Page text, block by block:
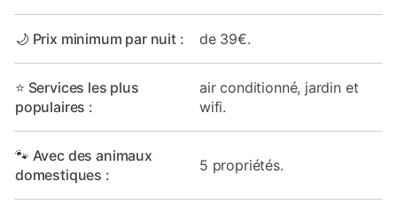
🌙 Prix minimum par nuit : de 39€.
⭐ Services les plus
populaires :
air conditionné, jardin et
wifi.
🐾 Avec des animaux
domestiques :
5 propriétés.